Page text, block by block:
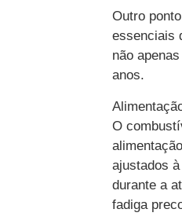
Outro
essenciais
não
anos.
O
ajustados
durante a
fadiga